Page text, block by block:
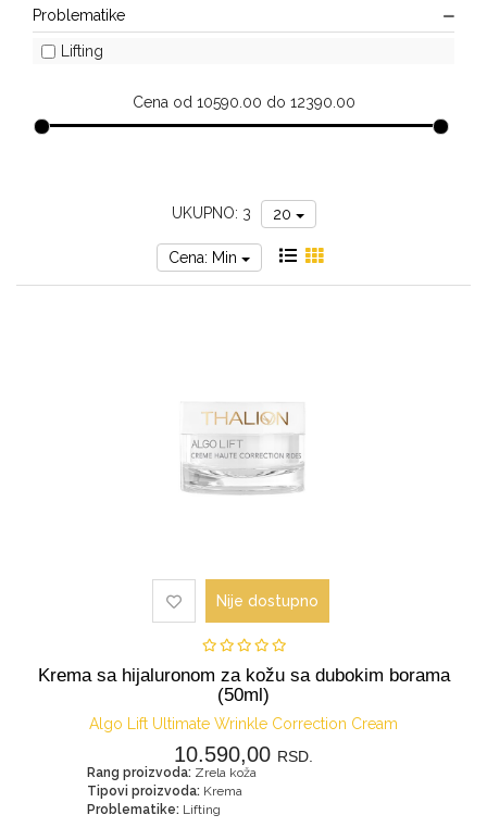
Problematike
Lifting
Cena od 10590.00 do 12390.00
UKUPNO: 3 20
Cena: Min
Nije dostupno
Krema sa hijaluronom za kožu sa dubokim borama
(50ml)
Algo Lift Ultimate Wrinkle Correction Cream
10.590,00 RSD.
Rang proizvoda: Zrela koža
Tipovi proizvoda: Krema
Problematike: Lifting